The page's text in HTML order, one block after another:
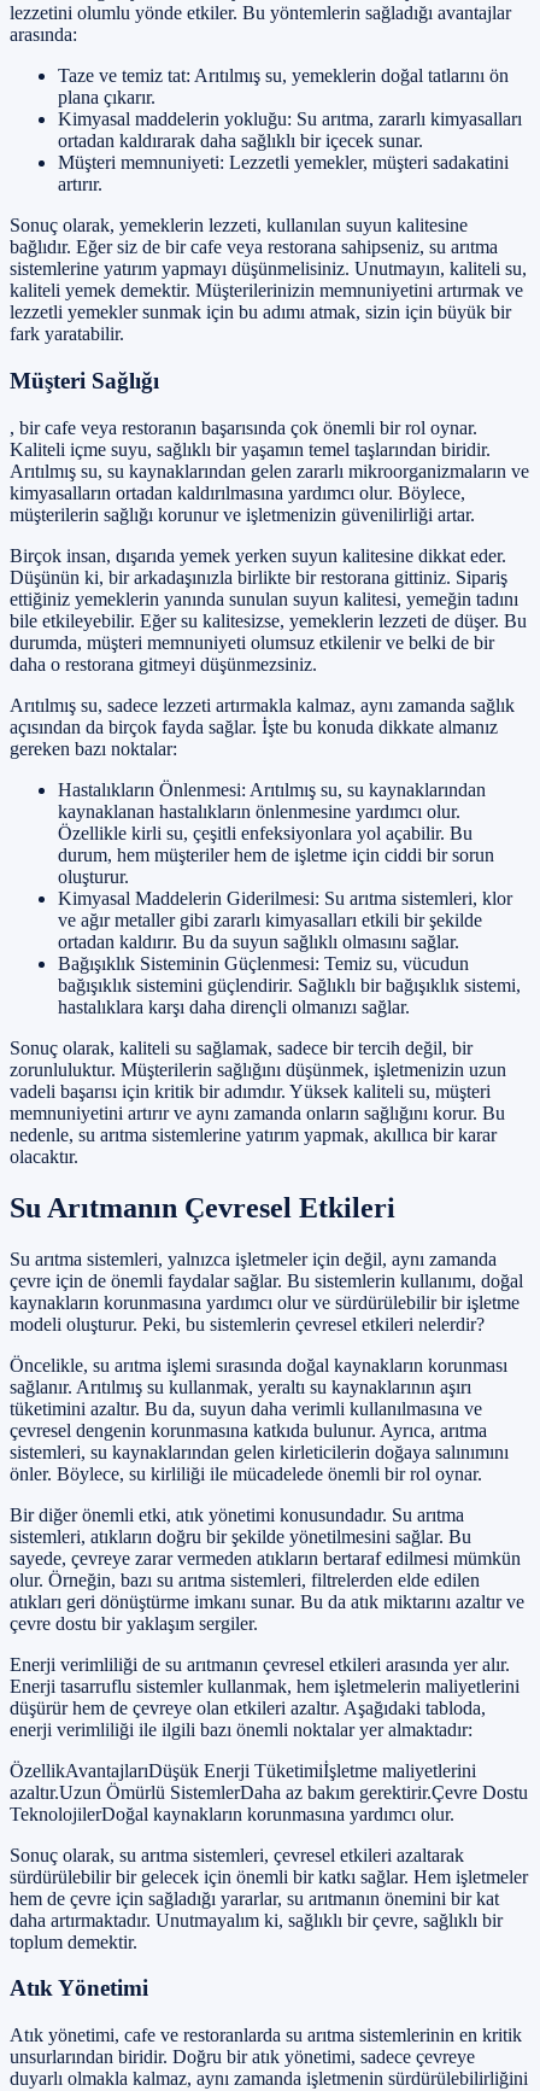
lezzetini olumlu yönde etkiler. Bu yöntemlerin sağladığı avantajlar
arasında:
Taze ve temiz tat: Arıtılmış su, yemeklerin doğal tatlarını ön
plana çıkarır.
Kimyasal maddelerin yokluğu: Su arıtma, zararlı kimyasalları
ortadan kaldırarak daha sağlıklı bir içecek sunar.
Müşteri memnuniyeti: Lezzetli yemekler, müşteri sadakatini
artırır.
Sonuç olarak, yemeklerin lezzeti, kullanılan suyun kalitesine
bağlıdır. Eğer siz de bir cafe veya restorana sahipseniz, su arıtma
sistemlerine yatırım yapmayı düşünmelisiniz. Unutmayın, kaliteli su,
kaliteli yemek demektir. Müşterilerinizin memnuniyetini artırmak ve
lezzetli yemekler sunmak için bu adımı atmak, sizin için büyük bir
fark yaratabilir.
Müşteri Sağlığı
, bir cafe veya restoranın başarısında çok önemli bir rol oynar.
Kaliteli içme suyu, sağlıklı bir yaşamın temel taşlarından biridir.
Arıtılmış su, su kaynaklarından gelen zararlı mikroorganizmaların ve
kimyasalların ortadan kaldırılmasına yardımcı olur. Böylece,
müşterilerin sağlığı korunur ve işletmenizin güvenilirliği artar.
Birçok insan, dışarıda yemek yerken suyun kalitesine dikkat eder.
Düşünün ki, bir arkadaşınızla birlikte bir restorana gittiniz. Sipariş
ettiğiniz yemeklerin yanında sunulan suyun kalitesi, yemeğin tadını
bile etkileyebilir. Eğer su kalitesizse, yemeklerin lezzeti de düşer. Bu
durumda, müşteri memnuniyeti olumsuz etkilenir ve belki de bir
daha o restorana gitmeyi düşünmezsiniz.
Arıtılmış su, sadece lezzeti artırmakla kalmaz, aynı zamanda sağlık
açısından da birçok fayda sağlar. İşte bu konuda dikkate almanız
gereken bazı noktalar:
Hastalıkların Önlenmesi: Arıtılmış su, su kaynaklarından
kaynaklanan hastalıkların önlenmesine yardımcı olur.
Özellikle kirli su, çeşitli enfeksiyonlara yol açabilir. Bu
durum, hem müşteriler hem de işletme için ciddi bir sorun
oluşturur.
Kimyasal Maddelerin Giderilmesi: Su arıtma sistemleri, klor
ve ağır metaller gibi zararlı kimyasalları etkili bir şekilde
ortadan kaldırır. Bu da suyun sağlıklı olmasını sağlar.
Bağışıklık Sisteminin Güçlenmesi: Temiz su, vücudun
bağışıklık sistemini güçlendirir. Sağlıklı bir bağışıklık sistemi,
hastalıklara karşı daha dirençli olmanızı sağlar.
Sonuç olarak, kaliteli su sağlamak, sadece bir tercih değil, bir
zorunluluktur. Müşterilerin sağlığını düşünmek, işletmenizin uzun
vadeli başarısı için kritik bir adımdır. Yüksek kaliteli su, müşteri
memnuniyetini artırır ve aynı zamanda onların sağlığını korur. Bu
nedenle, su arıtma sistemlerine yatırım yapmak, akıllıca bir karar
olacaktır.
Su Arıtmanın Çevresel Etkileri
Su arıtma sistemleri, yalnızca işletmeler için değil, aynı zamanda
çevre için de önemli faydalar sağlar. Bu sistemlerin kullanımı, doğal
kaynakların korunmasına yardımcı olur ve sürdürülebilir bir işletme
modeli oluşturur. Peki, bu sistemlerin çevresel etkileri nelerdir?
Öncelikle, su arıtma işlemi sırasında doğal kaynakların korunması
sağlanır. Arıtılmış su kullanmak, yeraltı su kaynaklarının aşırı
tüketimini azaltır. Bu da, suyun daha verimli kullanılmasına ve
çevresel dengenin korunmasına katkıda bulunur. Ayrıca, arıtma
sistemleri, su kaynaklarından gelen kirleticilerin doğaya salınımını
önler. Böylece, su kirliliği ile mücadelede önemli bir rol oynar.
Bir diğer önemli etki, atık yönetimi konusundadır. Su arıtma
sistemleri, atıkların doğru bir şekilde yönetilmesini sağlar. Bu
sayede, çevreye zarar vermeden atıkların bertaraf edilmesi mümkün
olur. Örneğin, bazı su arıtma sistemleri, filtrelerden elde edilen
atıkları geri dönüştürme imkanı sunar. Bu da atık miktarını azaltır ve
çevre dostu bir yaklaşım sergiler.
Enerji verimliliği de su arıtmanın çevresel etkileri arasında yer alır.
Enerji tasarruflu sistemler kullanmak, hem işletmelerin maliyetlerini
düşürür hem de çevreye olan etkileri azaltır. Aşağıdaki tabloda,
enerji verimliliği ile ilgili bazı önemli noktalar yer almaktadır:
ÖzellikAvantajlarıDüşük Enerji Tüketimiİşletme maliyetlerini
azaltır.Uzun Ömürlü SistemlerDaha az bakım gerektirir.Çevre Dostu
TeknolojilerDoğal kaynakların korunmasına yardımcı olur.
Sonuç olarak, su arıtma sistemleri, çevresel etkileri azaltarak
sürdürülebilir bir gelecek için önemli bir katkı sağlar. Hem işletmeler
hem de çevre için sağladığı yararlar, su arıtmanın önemini bir kat
daha artırmaktadır. Unutmayalım ki, sağlıklı bir çevre, sağlıklı bir
toplum demektir.
Atık Yönetimi
Atık yönetimi, cafe ve restoranlarda su arıtma sistemlerinin en kritik
unsurlarından biridir. Doğru bir atık yönetimi, sadece çevreye
duyarlı olmakla kalmaz, aynı zamanda işletmenin sürdürülebilirliğini